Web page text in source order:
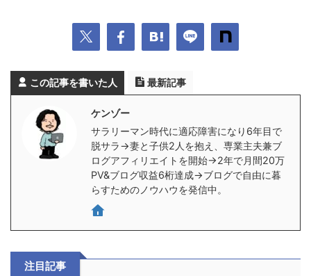
この記事を書いた人 最新記事
ケンゾー
サラリーマン時代に適応障害になり6年目で
脱サラ→妻と子供2人を抱え、専業主夫兼ブ
ログアフィリエイトを開始→2年で月間20万
PV&ブログ収益6桁達成→ブログで自由に暮
らすためのノウハウを発信中。
注目記事